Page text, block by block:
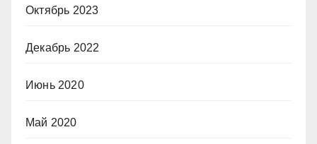
Октябрь 2023
Декабрь 2022
Июнь 2020
Май 2020